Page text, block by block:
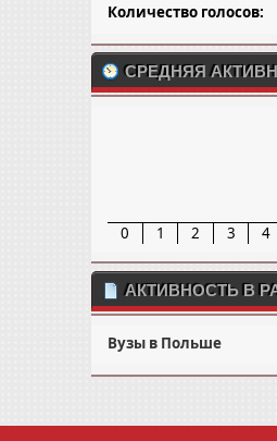
Количество голосов:
СРЕДНЯЯ
0 1 2 3 4
АКТИВНОСТЬ В
Вузы в Польше